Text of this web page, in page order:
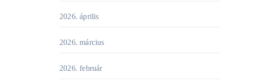
2026. április
2026. március
2026. február